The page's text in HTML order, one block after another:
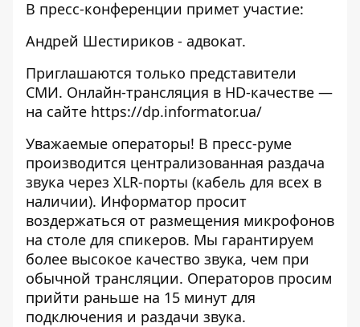
В пресс-конференции примет участие:
Андрей Шестириков - адвокат.
Приглашаются только представители
СМИ. Онлайн-трансляция в HD-качестве —
на сайте https://dp.informator.ua/
Уважаемые операторы! В пресс-руме
производится централизованная раздача
звука через XLR-порты (кабель для всех в
наличии). Информатор просит
воздержаться от размещения микрофонов
на столе для спикеров. Мы гарантируем
более высокое качество звука, чем при
обычной трансляции. Операторов просим
прийти раньше на 15 минут для
подключения и раздачи звука.